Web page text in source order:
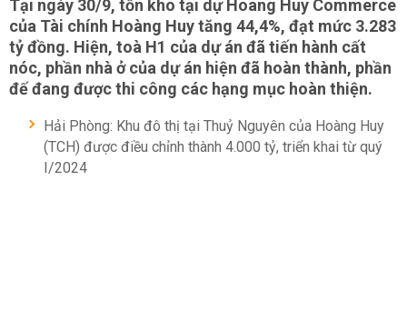
Tại ngày 30/9, tồn kho tại dự Hoang Huy Commerce
của Tài chính Hoàng Huy tăng 44,4%, đạt mức 3.283
tỷ đồng. Hiện, toà H1 của dự án đã tiến hành cất
nóc, phần nhà ở của dự án hiện đã hoàn thành, phần
đế đang được thi công các hạng mục hoàn thiện.
Hải Phòng: Khu đô thị tại Thuỷ Nguyên của Hoàng Huy
(TCH) được điều chỉnh thành 4.000 tỷ, triển khai từ quý
I/2024